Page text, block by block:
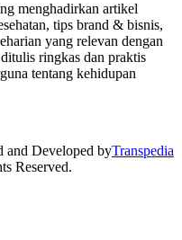
menghadirkan artikel
tips brand & bisnis,
yang relevan dengan
ringkas dan praktis
tentang kehidupan
and Developed byTranspedia
Reserved.